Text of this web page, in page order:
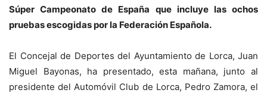
Súper Campeonato de España que incluye las ochos
pruebas escogidas por la Federación Española.
El Concejal de Deportes del Ayuntamiento de Lorca, Juan
Miguel Bayonas, ha presentado, esta mañana, junto al
presidente del Automóvil Club de Lorca, Pedro Zamora, el